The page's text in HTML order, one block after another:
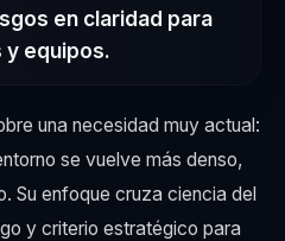
en claridad para
y equipos.
una necesidad muy actual:
se vuelve más denso,
Su enfoque cruza ciencia del
y criterio estratégico para